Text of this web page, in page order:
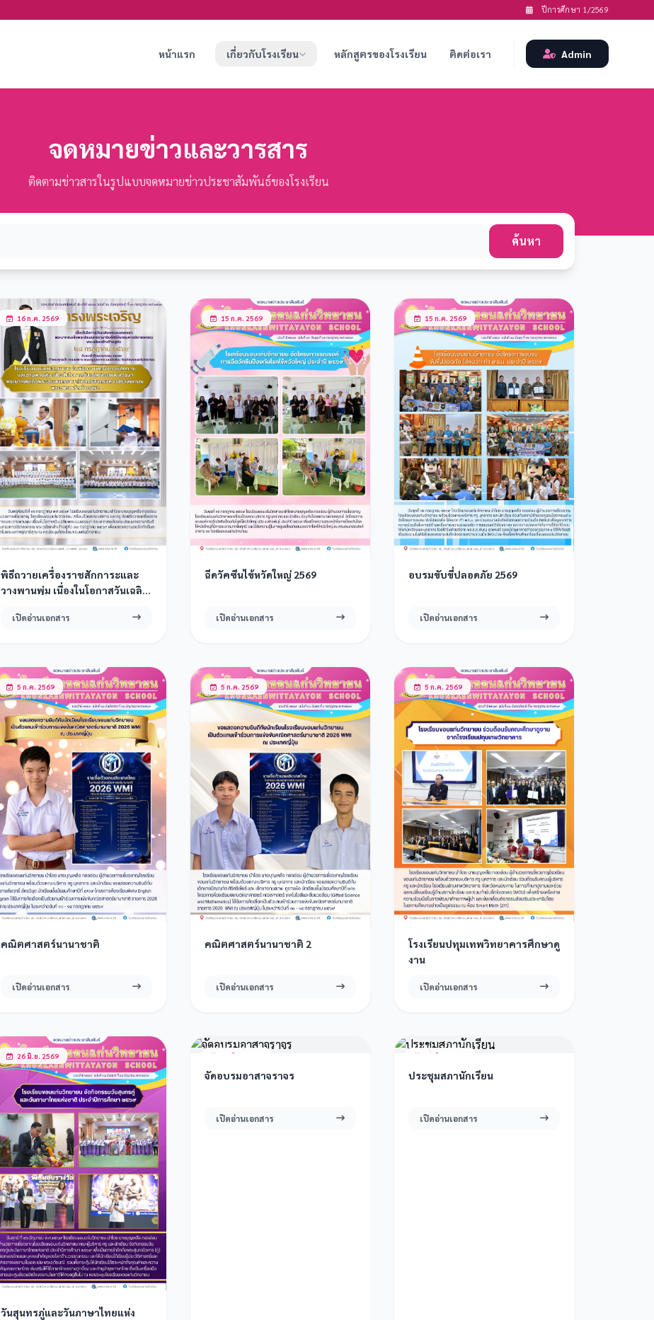
ปีการศึกษา 1/2569
หน้าแรก เกี่ยวกับโรงเรียน หลักสูตรของโรงเรียน ติดต่อเรา Admin
จดหมายข่าวและวารสาร
ติดตามข่าวสารในรูปแบบจดหมายข่าวประชาสัมพันธ์ของโรงเรียน
ค้นหา
16 ก.ค. 2569
พิธีถวายเครื่องราชสักการะและ
วางพานพุ่ม เนื่องในโอกาสวันเฉลิม
ปรเมนทรรามาธิบดีศรีสินทรมหา
เปิดอ่านเอกสาร
15 ก.ค. 2569
ฉีดวัคซีนไข้หวัดใหญ่ 2569
เปิดอ่านเอกสาร
15 ก.ค. 2569
อบรมขับขี่ปลอดภัย 2569
เปิดอ่านเอกสาร
5 ก.ค. 2569
คณิตศาสตร์นานาชาติ
เปิดอ่านเอกสาร
5 ก.ค. 2569
คณิตศาสตร์นานาชาติ 2
เปิดอ่านเอกสาร
5 ก.ค. 2569
โรงเรียนปทุมเทพวิทยาคารศึกษาดู
งาน
เปิดอ่านเอกสาร
26 มิ.ย. 2569
วันสุนทรภู่และวันภาษาไทยแห่ง
24 มิ.ย. 2569
จัดอบรมอาสาจราจร
เปิดอ่านเอกสาร
23 มิ.ย. 2569
ประชุมสภานักเรียน
เปิดอ่านเอกสาร